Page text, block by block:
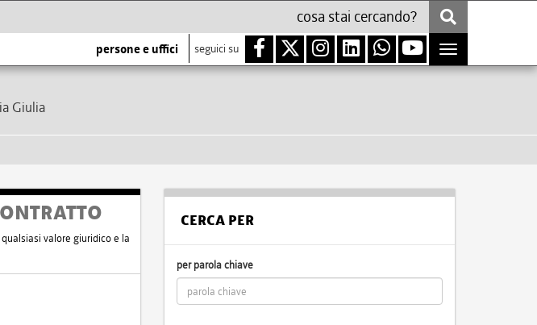
persone e uffici seguici su
Toggle
navigation
Giulia
valore giuridico e la
CERCA PER
per parola chiave